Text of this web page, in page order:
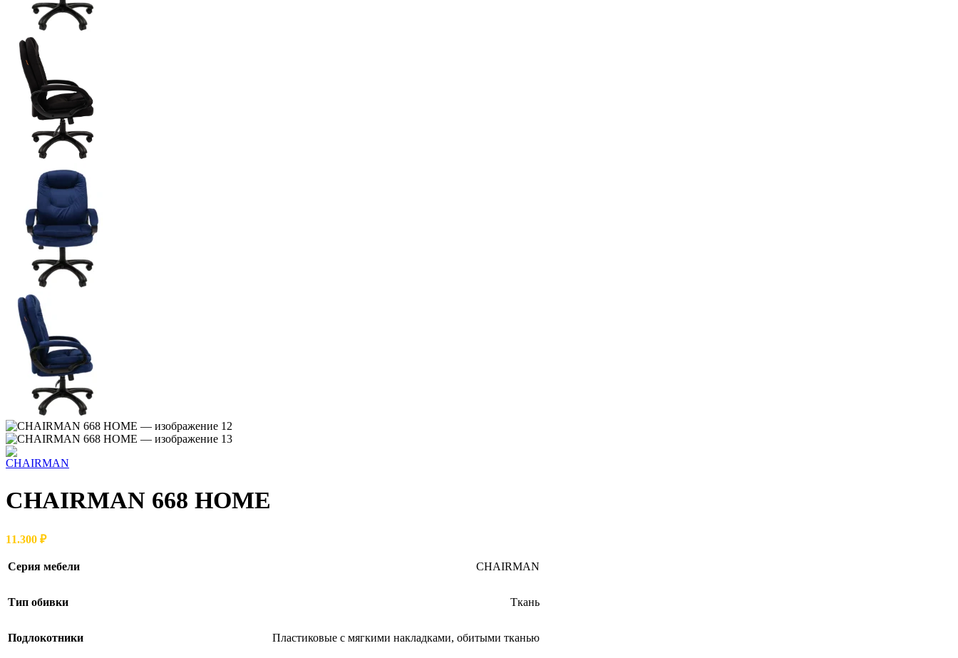
CHAIRMAN 668 HOME
11.300 ₽
Серия мебели CHAIRMAN
Тип обивки Ткань
Подлокотники Пластиковые с мягкими накладками, обитыми тканью